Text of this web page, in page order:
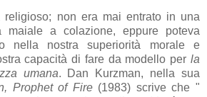
religioso; non era mai entrato in una
maiale a colazione, eppure poteva
nella nostra superiorità morale e
capacità di fare da modello per la
umana. Dan Kurzman, nella sua
Prophet of Fire(1983) scrive che "